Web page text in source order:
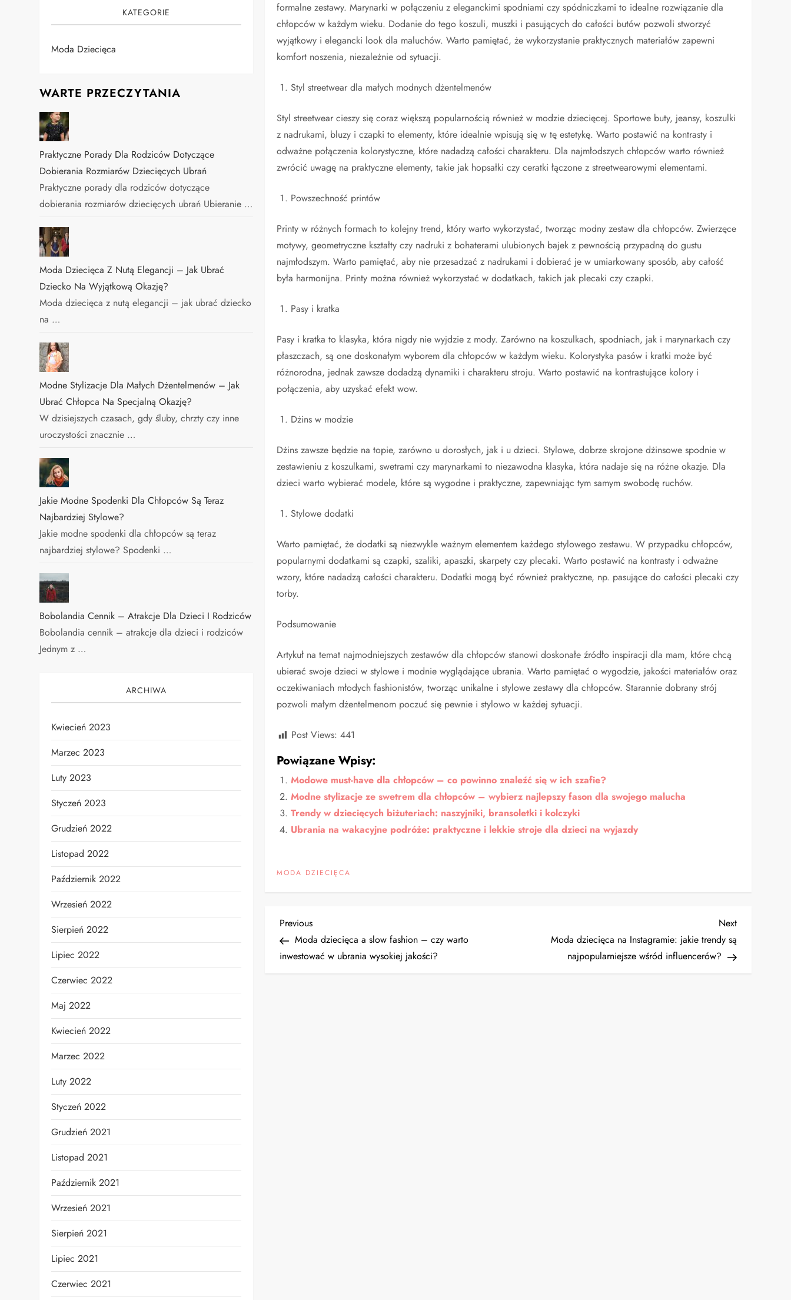
formalne zestawy. Marynarki w połączeniu z eleganckimi spodniami czy spódniczkami to idealne rozwiązanie dla
chłopców w każdym wieku. Dodanie do tego koszuli, muszki i pasujących do całości butów pozwoli stworzyć
wyjątkowy i elegancki look dla maluchów. Warto pamiętać, że wykorzystanie praktycznych materiałów zapewni
komfort noszenia, niezależnie od sytuacji.
Styl streetwear dla małych modnych dżentelmenów
Styl streetwear cieszy się coraz większą popularnością również w modzie dziecięcej. Sportowe buty, jeansy, koszulki
z nadrukami, bluzy i czapki to elementy, które idealnie wpisują się w tę estetykę. Warto postawić na kontrasty i
odważne połączenia kolorystyczne, które nadadzą całości charakteru. Dla najmłodszych chłopców warto również
zwrócić uwagę na praktyczne elementy, takie jak hopsałki czy ceratki łączone z streetwearowymi elementami.
Powszechność printów
Printy w różnych formach to kolejny trend, który warto wykorzystać, tworząc modny zestaw dla chłopców. Zwierzęce
motywy, geometryczne kształty czy nadruki z bohaterami ulubionych bajek z pewnością przypadną do gustu
najmłodszym. Warto pamiętać, aby nie przesadzać z nadrukami i dobierać je w umiarkowany sposób, aby całość
była harmonijna. Printy można również wykorzystać w dodatkach, takich jak plecaki czy czapki.
Pasy i kratka
Pasy i kratka to klasyka, która nigdy nie wyjdzie z mody. Zarówno na koszulkach, spodniach, jak i marynarkach czy
płaszczach, są one doskonałym wyborem dla chłopców w każdym wieku. Kolorystyka pasów i kratki może być
różnorodna, jednak zawsze dodadzą dynamiki i charakteru stroju. Warto postawić na kontrastujące kolory i
połączenia, aby uzyskać efekt wow.
Dżins w modzie
Dżins zawsze będzie na topie, zarówno u dorosłych, jak i u dzieci. Stylowe, dobrze skrojone dżinsowe spodnie w
zestawieniu z koszulkami, swetrami czy marynarkami to niezawodna klasyka, która nadaje się na różne okazje. Dla
dzieci warto wybierać modele, które są wygodne i praktyczne, zapewniając tym samym swobodę ruchów.
Stylowe dodatki
Warto pamiętać, że dodatki są niezwykle ważnym elementem każdego stylowego zestawu. W przypadku chłopców,
popularnymi dodatkami są czapki, szaliki, apaszki, skarpety czy plecaki. Warto postawić na kontrasty i odważne
wzory, które nadadzą całości charakteru. Dodatki mogą być również praktyczne, np. pasujące do całości plecaki czy
torby.
Podsumowanie
Artykuł na temat najmodniejszych zestawów dla chłopców stanowi doskonałe źródło inspiracji dla mam, które chcą
ubierać swoje dzieci w stylowe i modnie wyglądające ubrania. Warto pamiętać o wygodzie, jakości materiałów oraz
oczekiwaniach młodych fashionistów, tworząc unikalne i stylowe zestawy dla chłopców. Starannie dobrany strój
pozwoli małym dżentelmenom poczuć się pewnie i stylowo w każdej sytuacji.
Post Views: 441
Powiązane Wpisy:
Modowe must-have dla chłopców – co powinno znaleźć się w ich szafie?
Modne stylizacje ze swetrem dla chłopców – wybierz najlepszy fason dla swojego malucha
Trendy w dziecięcych biżuteriach: naszyjniki, bransoletki i kolczyki
Ubrania na wakacyjne podróże: praktyczne i lekkie stroje dla dzieci na wyjazdy
MODA DZIECIĘCA
N
a
Previous
Post
Previous
Moda dziecięca a slow fashion – czy warto
inwestować w ubrania wysokiej jakości?
Next
Post
Next
Moda dziecięca na Instagramie: jakie trendy są
najpopularniejsze wśród influencerów?
KATEGORIE
Moda Dziecięca
WARTE PRZECZYTANIA
Praktyczne Porady Dla Rodziców Dotyczące
Dobierania Rozmiarów Dziecięcych Ubrań
Praktyczne porady dla rodziców dotyczące
dobierania rozmiarów dziecięcych ubrań Ubieranie …
Moda Dziecięca Z Nutą Elegancji – Jak Ubrać
Dziecko Na Wyjątkową Okazję?
Moda dziecięca z nutą elegancji – jak ubrać dziecko
na …
Modne Stylizacje Dla Małych Dżentelmenów – Jak
Ubrać Chłopca Na Specjalną Okazję?
W dzisiejszych czasach, gdy śluby, chrzty czy inne
uroczystości znacznie …
Jakie Modne Spodenki Dla Chłopców Są Teraz
Najbardziej Stylowe?
Jakie modne spodenki dla chłopców są teraz
najbardziej stylowe? Spodenki …
Bobolandia Cennik – Atrakcje Dla Dzieci I Rodziców
Bobolandia cennik – atrakcje dla dzieci i rodziców
Jednym z …
ARCHIWA
Kwiecień 2023
Marzec 2023
Luty 2023
Styczeń 2023
Grudzień 2022
Listopad 2022
Październik 2022
Wrzesień 2022
Sierpień 2022
Lipiec 2022
Czerwiec 2022
Maj 2022
Kwiecień 2022
Marzec 2022
Luty 2022
Styczeń 2022
Grudzień 2021
Listopad 2021
Październik 2021
Wrzesień 2021
Sierpień 2021
Lipiec 2021
Czerwiec 2021